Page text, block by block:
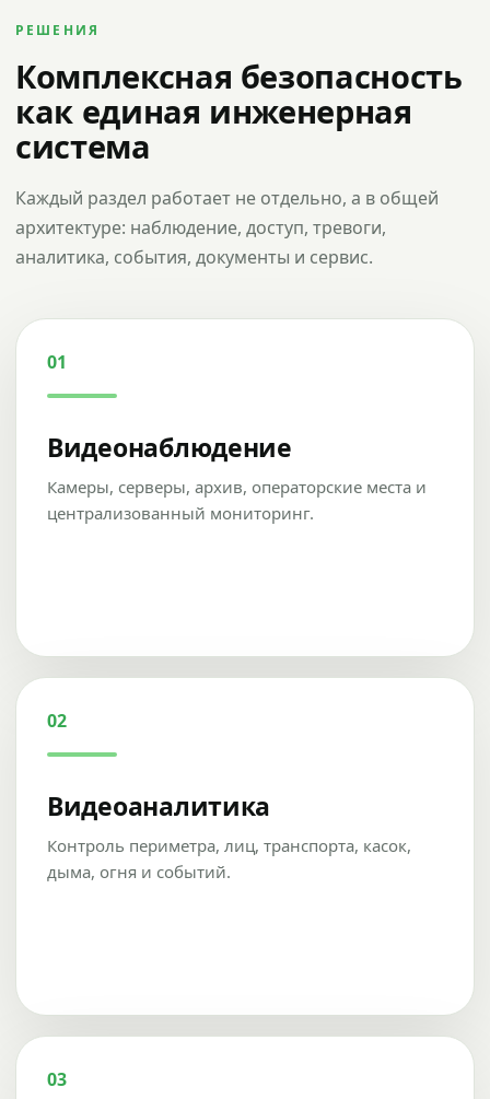
РЕШЕНИЯ
Комплексная безопасность
как единая инженерная
система
Каждый раздел работает не отдельно, а в общей
архитектуре: наблюдение, доступ, тревоги,
аналитика, события, документы и сервис.
01
Видеонаблюдение
Камеры, серверы, архив, операторские места и
централизованный мониторинг.
02
Видеоаналитика
Контроль периметра, лиц, транспорта, касок,
дыма, огня и событий.
03